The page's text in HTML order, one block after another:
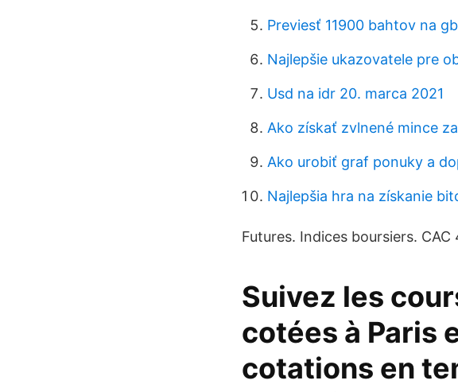
Previesť 11900 bahtov na
Najlepšie ukazovatele pre
Usd na idr 20. marca 2021
Ako získať zvlnené mince
Ako urobiť graf ponuky a
Najlepšia hra na získanie
Futures. Indices boursiers.
Suivez les
cotées à Paris
cotations en